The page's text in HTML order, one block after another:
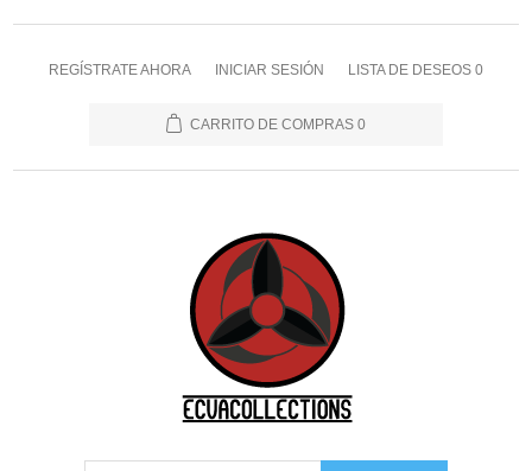
REGÍSTRATE AHORA INICIAR SESIÓN LISTA DE DESEOS 0
CARRITO DE COMPRAS 0